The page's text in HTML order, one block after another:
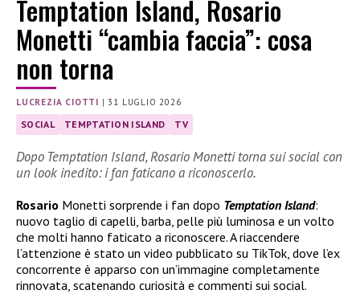
Temptation Island, Rosario
Monetti “cambia faccia”: cosa
non torna
LUCREZIA CIOTTI |31 LUGLIO 2026
SOCIAL TEMPTATION ISLAND TV
Dopo Temptation Island, Rosario Monetti torna sui social con
un look inedito: i fan faticano a riconoscerlo.
Rosario Monetti sorprende i fan dopo Temptation Island:
nuovo taglio di capelli, barba, pelle più luminosa e un volto
che molti hanno faticato a riconoscere. A riaccendere
l’attenzione è stato un video pubblicato su TikTok, dove l’ex
concorrente è apparso con un’immagine completamente
rinnovata, scatenando curiosità e commenti sui social.